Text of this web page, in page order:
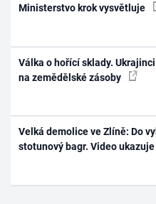
Ministerstvo krok vysvětluje
Válka o hořící sklady.
na zemědělské zásoby
Velká demolice ve Zlíně: Do
stotunový bagr. Video